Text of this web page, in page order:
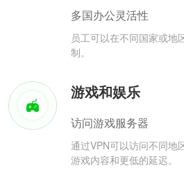
多国办公灵活性
员工可以在不同国家或地
制。
游戏和娱乐
访问游戏服务器
通过VPN可以访问不同地
游戏内容和更低的延迟。